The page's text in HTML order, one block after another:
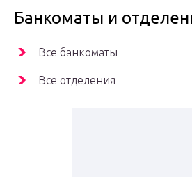
Банкоматы и
Все банкоматы
Все отделения